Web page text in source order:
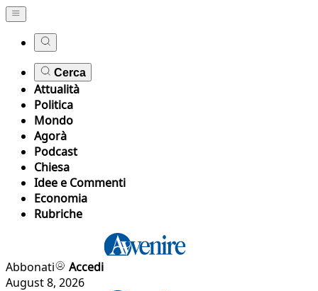
Cerca
Attualità
Politica
Mondo
Agorà
Podcast
Chiesa
Idee e Commenti
Economia
Rubriche
Abbonati
Accedi
August 8, 2026